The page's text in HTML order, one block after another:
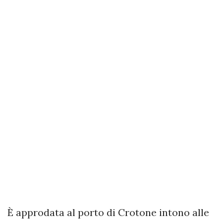
È approdata al porto di Crotone intono alle